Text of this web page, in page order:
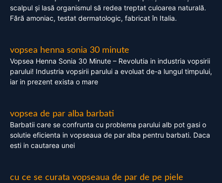
scalpul și lasă organismul să redea treptat culoarea naturală.
Fără amoniac, testat dermatologic, fabricat în Italia.
vopsea henna sonia 30 minute
Vopsea Henna Sonia 30 Minute – Revolutia in industria vopsirii
parului! Industria vopsirii parului a evoluat de-a lungul timpului,
iar in prezent exista o mare
vopsea de par alba barbati
Barbatii care se confrunta cu problema parului alb pot gasi o
solutie eficienta in vopseaua de par alba pentru barbati. Daca
esti in cautarea unei
cu ce se curata vopseaua de par de pe piele